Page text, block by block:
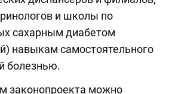
и школы по
сахарным диабетом
навыкам самостоятельного
болезнью.
законопроекта можно